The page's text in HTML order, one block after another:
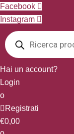
Vai
al
contenuto
Facebook
Instagram
Products
search
Hai un account?
Login
o
Registrati
€0,00